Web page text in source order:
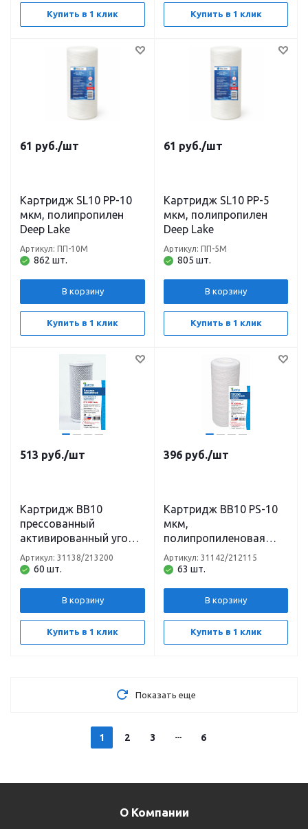
Купить в 1 клик Купить в 1 клик
61 руб./шт
Картридж SL10 PP-10
мкм, полипропилен
Deep Lake
862 шт.
Артикул: ПП-10М
В корзину
Купить в 1 клик
61 руб./шт
Картридж SL10 PP-5
мкм, полипропилен
Deep Lake
805 шт.
Артикул: ПП-5М
В корзину
Купить в 1 клик
513 руб./шт
Картридж BB10
прессованный
активированный уголь
(карбон-блок) Нептун/
Аквадело
60 шт.
Артикул: 31138/213200
В корзину
Купить в 1 клик
396 руб./шт
Картридж BB10 PS-10
мкм,
полипропиленовая
нить Нептун/Аквадело
63 шт.
Артикул: 31142/212115
В корзину
Купить в 1 клик
Показать еще
1 2 3 6
О Компании